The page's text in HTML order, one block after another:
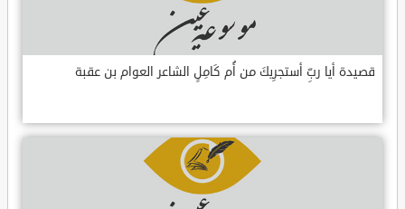
قصيدة أيا ربِّ أستجرِيكَ من أُم كَامِلٍ الشاعر العوام بن عقبة